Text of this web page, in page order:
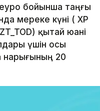
бойынша таңғы
мереке күні ( ҚХР
қытай юані
үшін осы
нарығының 20